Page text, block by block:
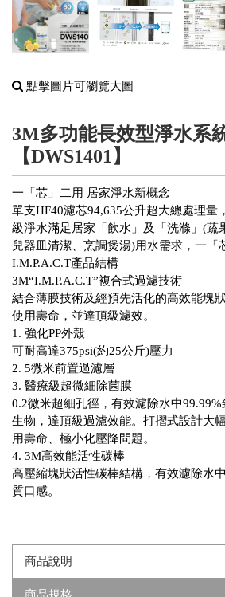
點擊圖片可瀏覽大圖
3M多功能長效型淨水系
【DWS1401】
一「芯」二用 居家淨水新概念
單支HF40濾芯94,635公升超大總處理量
級淨水滿足居家「飲水」及「洗滌」(蔬
兒器皿清潔、烹調煲湯)用水需求，一「
I.M.P.A.C.T產品結構
3M“I.M.P.A.C.T”複合式過濾技術
結合薄膜技術及經預先活化的高效能塊
使用壽命，並達頂級濾效。
1. 強化PP外殼
可耐高達375psi(約25公斤)壓力
2. 5微米前置過濾層
3. 醫療級超微細除菌膜
0.2微米超細孔徑，有效濾除水中
生物，達頂級過濾效能。打摺式設計大
用壽命、極小化壓降問題。
4. 3M高效能活性碳棒
高壓縮塊狀活性碳棒結構，有效濾除水
質口感。
商品說明